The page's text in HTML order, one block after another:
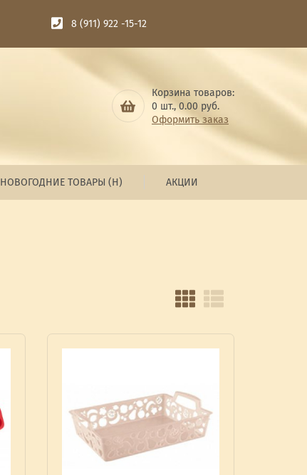
8 (911) 922 -15-12
Корзина товаров:
0 шт.,0.00 руб.
Оформить заказ
НОВОГОДНИЕ ТОВАРЫ (Н) АКЦИИ